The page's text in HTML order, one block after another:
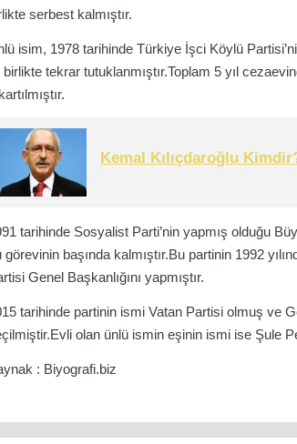
serbest kalmıştır.
isim, 1978 tarihinde Türkiye İşci Köylü
birlikte tekrar tutuklanmıştır.Toplam 5 yıl
Kemal Kılıçdaroğlu
tarihinde Sosyalist Parti’nin yapmış olduğu
görevinin başında kalmıştır.Bu partinin 1992
Genel Başkanlığını yapmıştır.
tarihinde partinin ismi Vatan Partisi olmuş ve
olan ünlü ismin eşinin ismi ise Şule
: Biyografi.biz